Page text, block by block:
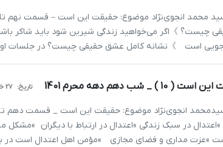
چیست؟ 》اگر می‌خواهید زندگی شیرین شود باید شاکر
است 》نشانه کامل عشق حقیقی چیست؟ در جلسات
دهم دهه محرم 1401 تاریخ: 27 خرداد 1405
در سبک زندگی »اعتدال در ارتباط با دیگران
»عزت مداری و فضای مجازی »مؤمن اهل اعتدال است